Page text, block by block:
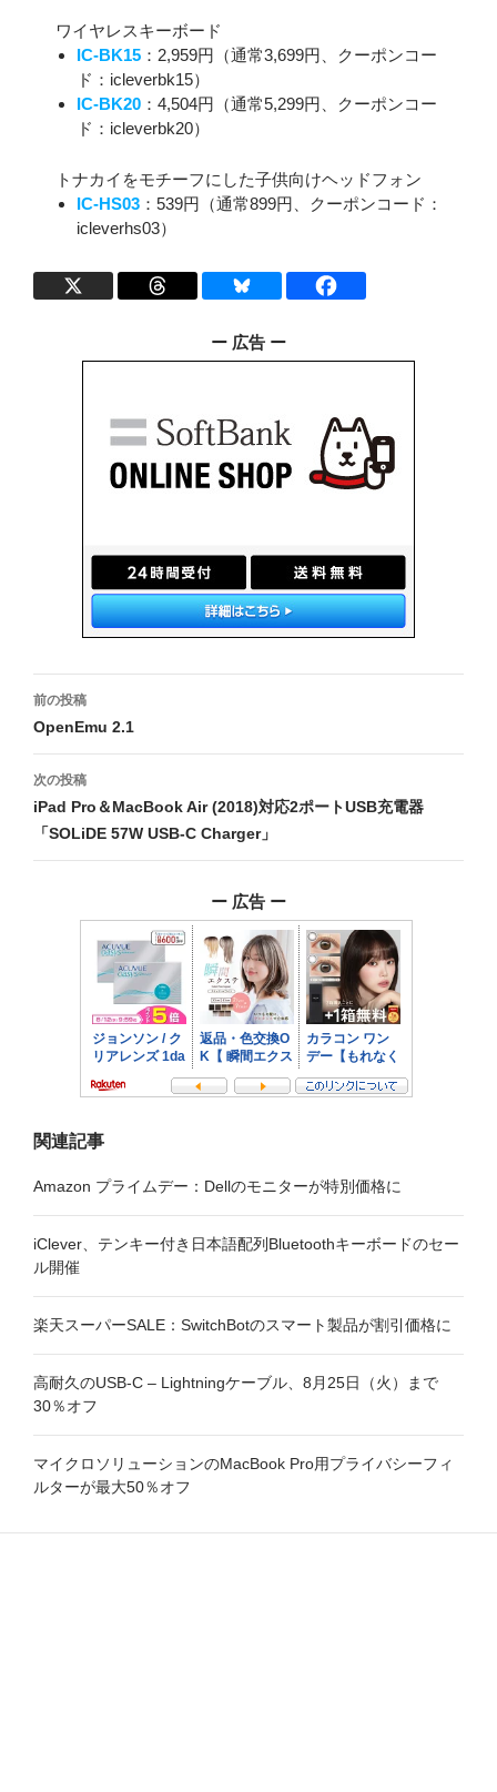
ワイヤレスキーボード
IC-BK15 ：2,959円（通常3,699円、クーポンコー
ド：icleverbk15）
IC-BK20 ：4,504円（通常5,299円、クーポンコー
ド：icleverbk20）
トナカイをモチーフにした子供向けヘッドフォン
IC-HS03 ：539円（通常899円、クーポンコード：
icleverhs03）
ー 広告 ー
投
稿
ナ
ビ
ゲ
前の投稿
OpenEmu 2.1
次の投稿
iPad Pro＆MacBook Air (2018)対応2ポートUSB充電器
「SOLiDE 57W USB-C Charger」
ー 広告 ー
関連記事
Amazon プライムデー：Dellのモニターが特別価格に
iClever、テンキー付き日本語配列Bluetoothキーボードのセー
ル開催
楽天スーパーSALE：SwitchBotのスマート製品が割引価格に
高耐久のUSB-C – Lightningケーブル、8月25日（火）まで
30％オフ
マイクロソリューションのMacBook Pro用プライバシーフィ
ルターが最大50％オフ